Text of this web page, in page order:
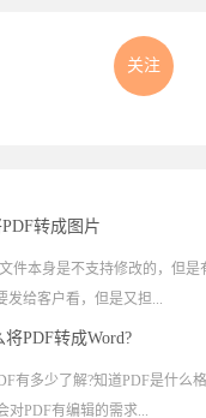
关注
转成图片
件本身是不支持修改的，但
发给客户看，但是又担...
PDF转成Word?
有多少了解?知道PDF是什么
对PDF有编辑的需求...